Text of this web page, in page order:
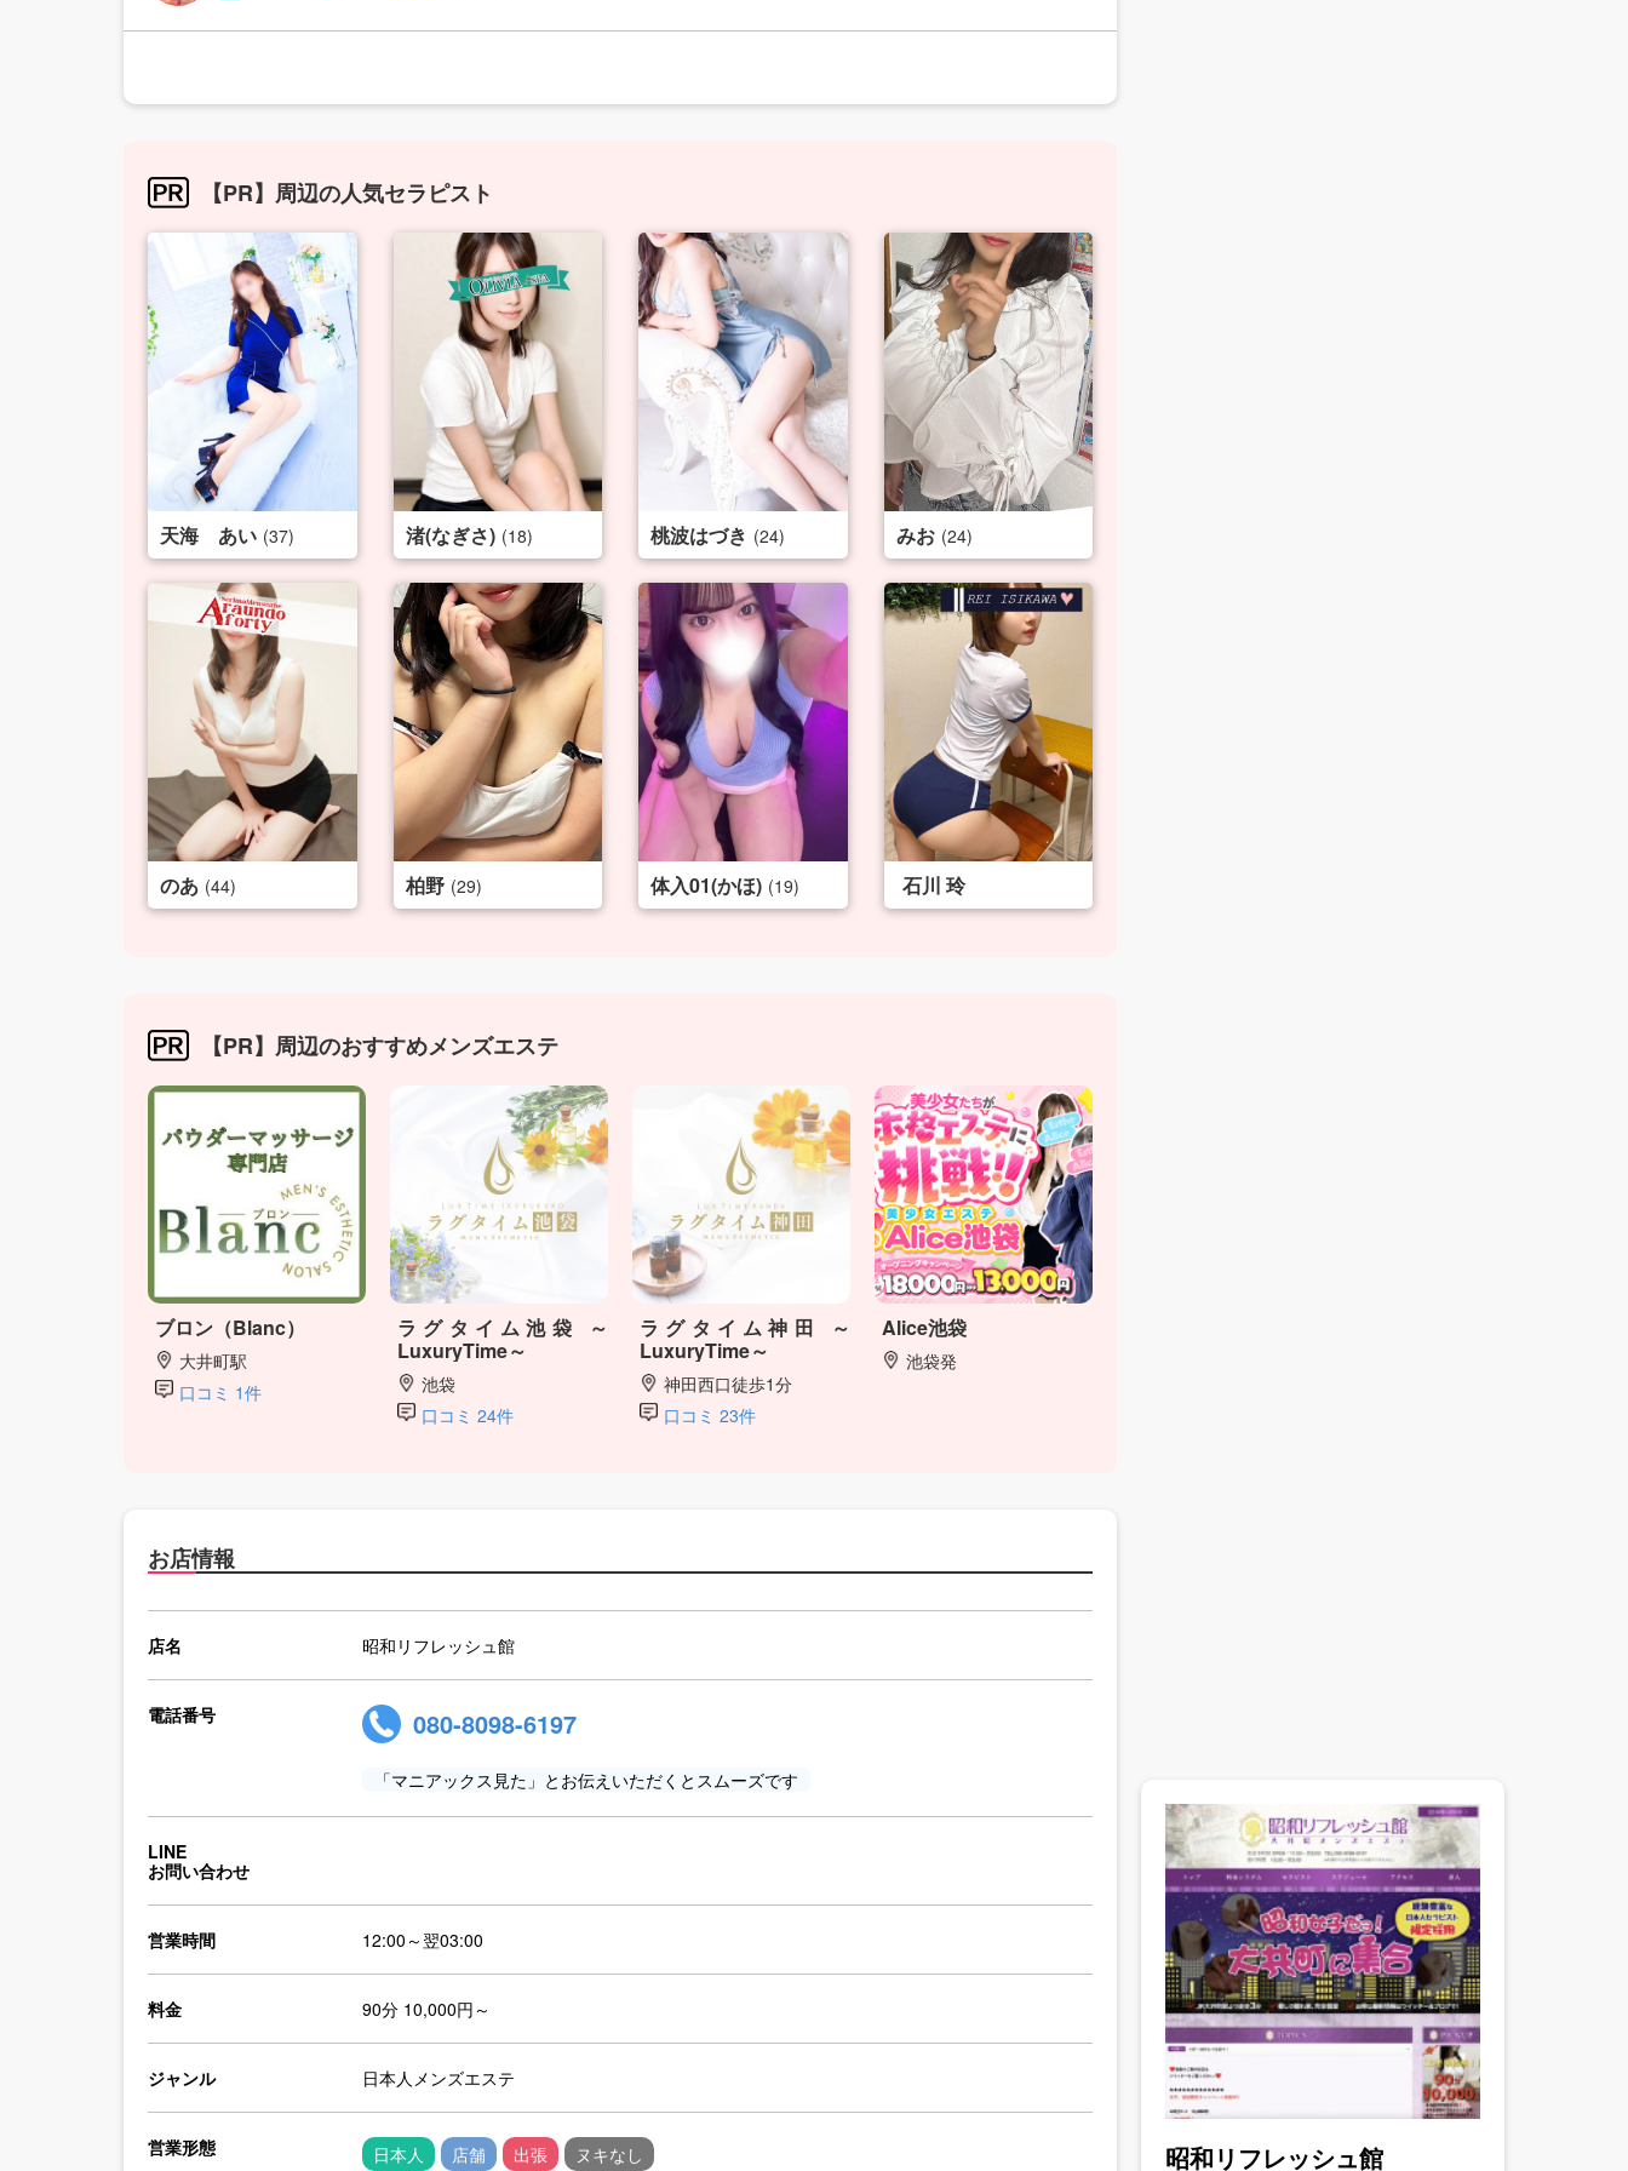
【PR】周辺の人気セラピスト
天海 あい (37) 渚(なぎさ) (18) 桃波はづき (24) みお (24)
のあ (44) 柏野 (29) 体入01(かほ) (19) 石川 玲
【PR】周辺のおすすめメンズエステ
ブロン（Blanc）
大井町駅
口コミ 1件
ラグタイム池袋 ～
LuxuryTime～
池袋
口コミ 24件
ラグタイム神田 ～
LuxuryTime～
神田西口徒歩1分
口コミ 23件
Alice池袋
池袋発
お店情報
店名 昭和リフレッシュ館
電話番号 080-8098-6197
「マニアックス見た」とお伝えいただくとスムーズです
LINE
お問い合わせ
営業時間 12:00～翌03:00
料金 90分 10,000円～
ジャンル 日本人メンズエステ
営業形態 日本人 店舗 出張 ヌキなし 昭和リフレッシュ館